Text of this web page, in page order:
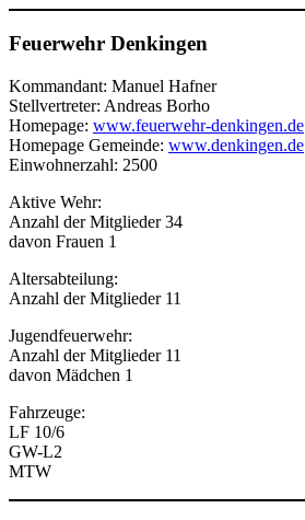
Feuerwehr Denkingen
Kommandant: Manuel Hafner
Stellvertreter: Andreas Borho
Homepage: www.feuerwehr-denkingen.de
Homepage Gemeinde: www.denkingen.de
Einwohnerzahl: 2500
Aktive Wehr:
Anzahl der Mitglieder 34
davon Frauen 1
Altersabteilung:
Anzahl der Mitglieder 11
Jugendfeuerwehr:
Anzahl der Mitglieder 11
davon Mädchen 1
Fahrzeuge:
LF 10/6
GW-L2
MTW